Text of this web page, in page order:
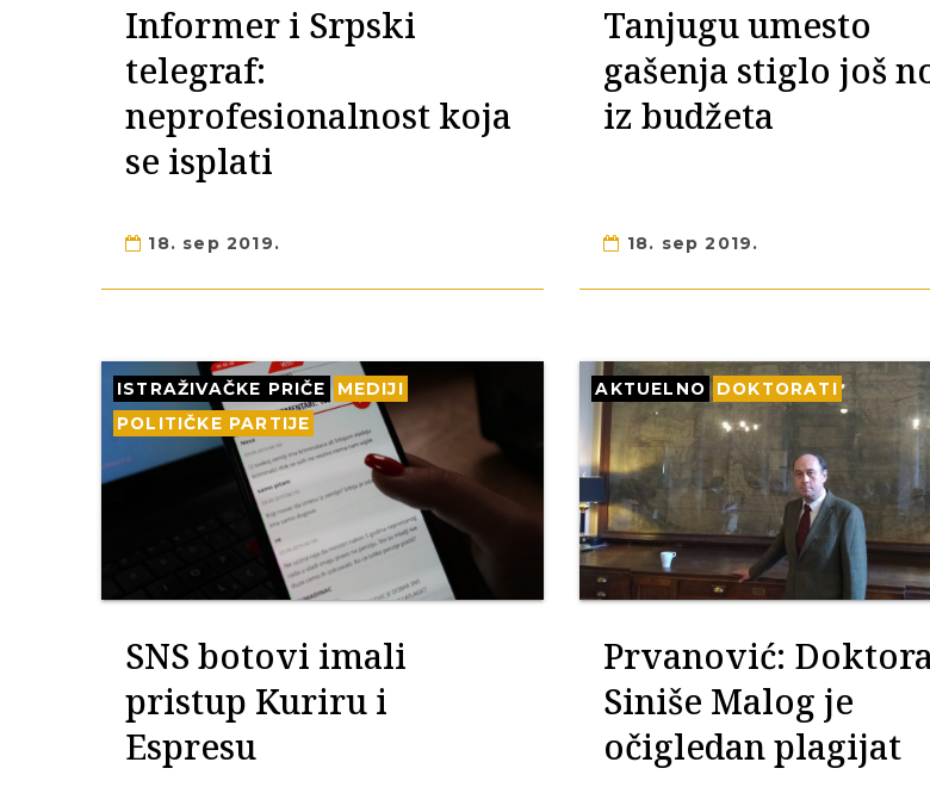
Informer i Srpski
telegraf:
neprofesionalnost koja
se isplati
18. sep 2019.
Tanjugu umesto
gašenja stiglo još
iz budžeta
18. sep 2019.
ISTRAŽIVAČKE PRIČE
MEDIJI
POLITIČKE PARTIJE
SNS botovi imali
pristup Kuriru i
Espresu
AKTUELNO DOKTORATI
Prvanović:
Siniše Malog je
očigledan plagijat